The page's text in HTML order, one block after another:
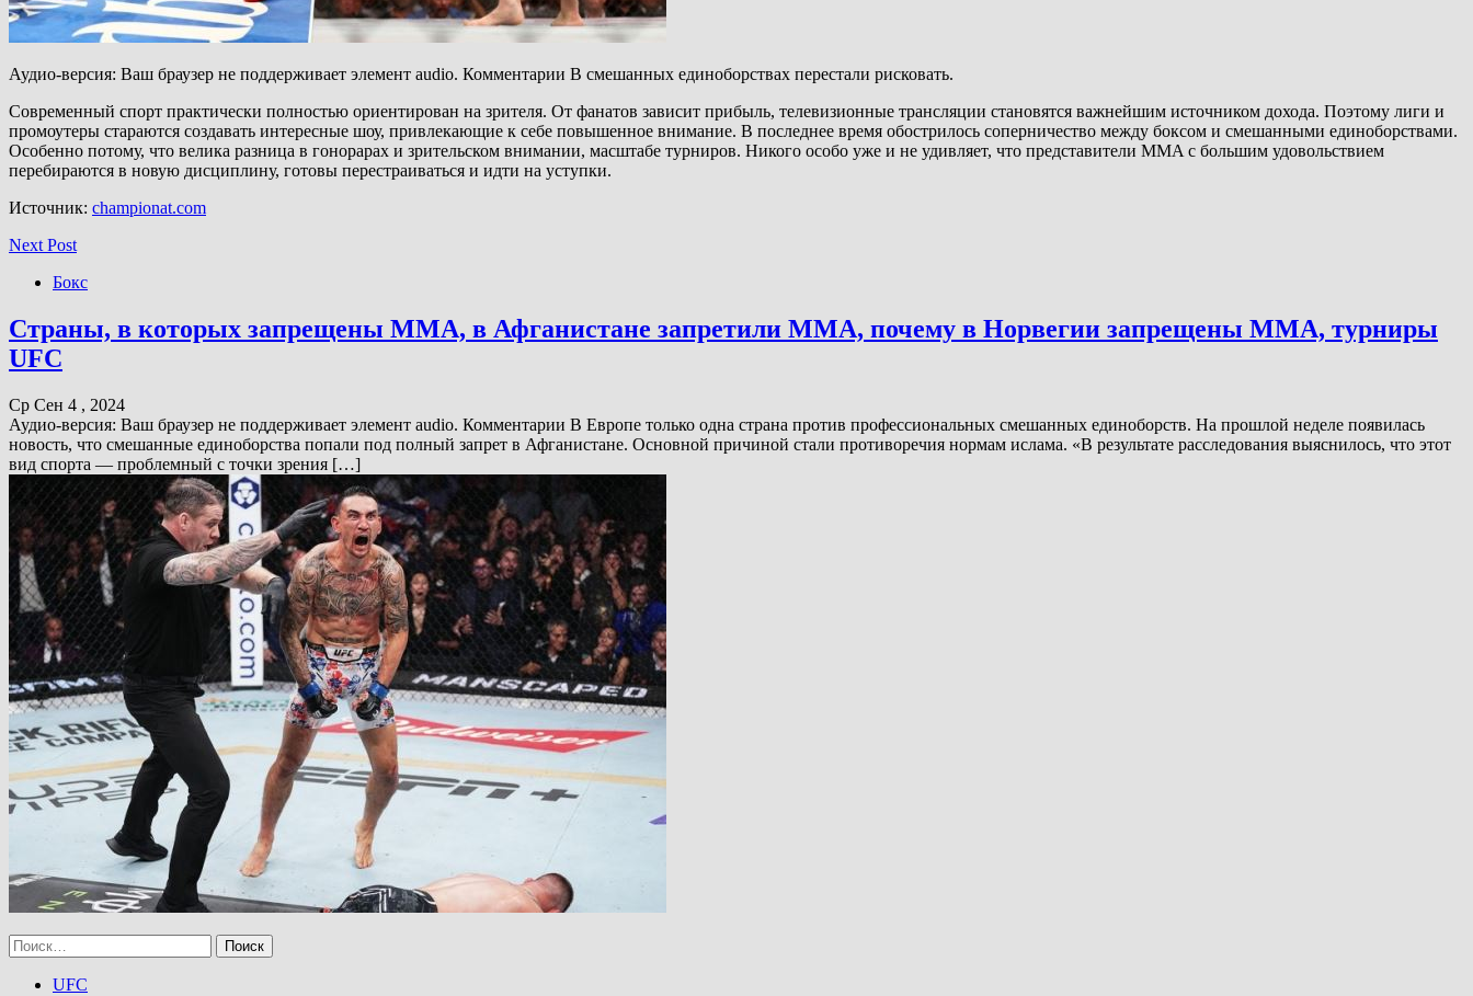
Аудио-версия: Ваш браузер не поддерживает элемент audio. Комментарии В смешанных единоборствах перестали рисковать.
Современный спорт практически полностью ориентирован на зрителя. От фанатов зависит прибыль, телевизионные трансляции становятся важнейшим источником дохода. Поэтому лиги и
промоутеры стараются создавать интересные шоу, привлекающие к себе повышенное внимание. В последнее время обострилось соперничество между боксом и смешанными единоборствами.
Особенно потому, что велика разница в гонорарах и зрительском внимании, масштабе турниров. Никого особо уже и не удивляет, что представители MMA с большим удовольствием
перебираются в новую дисциплину, готовы перестраиваться и идти на уступки.
Источник: championat.com
Next Post
Бокс
Страны, в которых запрещены ММА, в Афганистане запретили ММА, почему в Норвегии запрещены ММА, турниры
UFC
Ср Сен 4 , 2024
Аудио-версия: Ваш браузер не поддерживает элемент audio. Комментарии В Европе только одна страна против профессиональных смешанных единоборств. На прошлой неделе появилась
новость, что смешанные единоборства попали под полный запрет в Афганистане. Основной причиной стали противоречия нормам ислама. «В результате расследования выяснилось, что этот
вид спорта — проблемный с точки зрения […]
Найти:
UFC